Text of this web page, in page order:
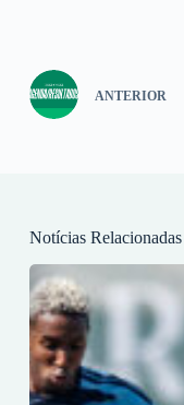
ANTERIOR
Notícias Relacionadas